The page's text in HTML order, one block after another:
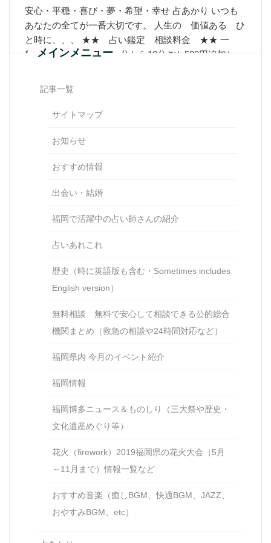
安心・平穏・喜び・夢・希望・幸せ 占あかり いつも
あなたの全てが一番大切です。 人生の 価値ある ひ
と時に、、、 ★★ 占い鑑定 相談料金 ★★ 一
般 1500円 30分 （30分から10分ごと500円追加）
Learn More
メインメニュー
記事一覧
サイトマップ
お知らせ
おすすめ情報
出会い・結婚
福岡で活躍中の占い師さんの紹介
占いあれこれ
歴史（時に英語版も含む・Sometimes includes
English version）
無料相談 無料で安心して相談できる公的総合
機関まとめ（救急の相談や24時間対応など）
福岡県内 今月のイベント紹介
福岡情報
福岡博多ニュース＆ものしり（三大祭や歴史・
文化遺産めぐり等）
花火（firework）2019福岡県の花火大会（5月
～11月まで）情報一覧など
おすすめ音楽（癒しBGM、快適BGM、JAZZ、
おやすみBGM、etc）